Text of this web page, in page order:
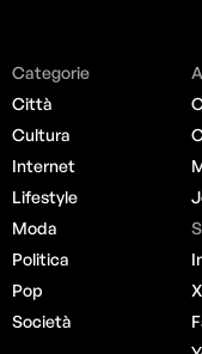
Categorie
Città
Cultura
Internet
Lifestyle
Moda
Politica
Pop
Società
X